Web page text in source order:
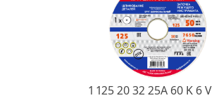
1 125 20 32 25А 60 K 6